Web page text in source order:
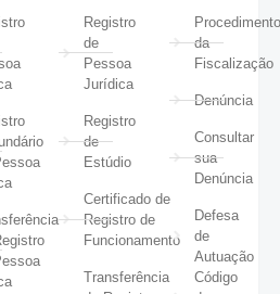
Registro
de
Pessoa
Jurídica
Registro
de
Estúdio
Certificado de
Registro de
Funcionamento
Transferência
da
Fiscalização
Denúncia
Consultar
sua
Denúncia
Defesa
de
Autuação
Código